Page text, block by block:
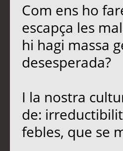
Com ens ho
escapça les
hi hagi massa
desesperada?
I la nostra
de:
febles, que se